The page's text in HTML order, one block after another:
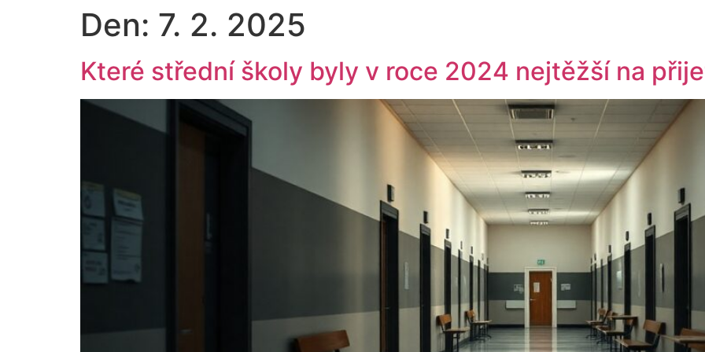
Den: 7. 2. 2025
Které střední školy byly v roce 2024 nejtěžší na